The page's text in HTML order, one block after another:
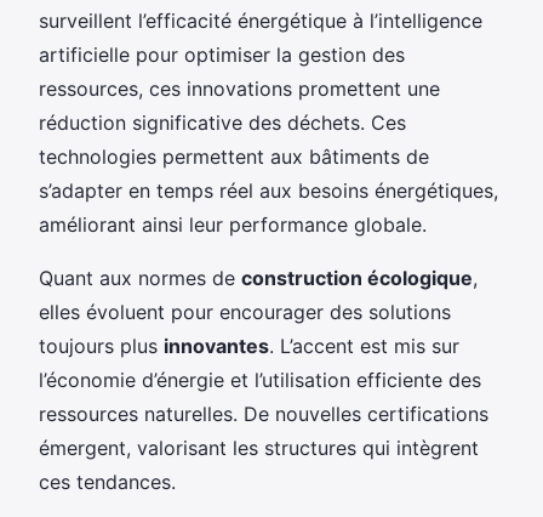
surveillent l’efficacité énergétique à l’intelligence
artificielle pour optimiser la gestion des
ressources, ces innovations promettent une
réduction significative des déchets. Ces
technologies permettent aux bâtiments de
s’adapter en temps réel aux besoins énergétiques,
améliorant ainsi leur performance globale.
Quant aux normes de construction écologique,
elles évoluent pour encourager des solutions
toujours plus innovantes. L’accent est mis sur
l’économie d’énergie et l’utilisation efficiente des
ressources naturelles. De nouvelles certifications
émergent, valorisant les structures qui intègrent
ces tendances.